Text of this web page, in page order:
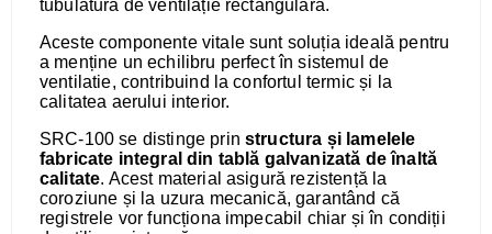
tubulatura de ventilație rectangulară.
Aceste componente vitale sunt soluția ideală pentru
a menține un echilibru perfect în sistemul de
ventilatie, contribuind la confortul termic și la
calitatea aerului interior.
SRC-100 se distinge prin structura și lamelele
fabricate integral din tablă galvanizată de înaltă
calitate. Acest material asigură rezistență la
coroziune și la uzura mecanică, garantând că
registrele vor funcționa impecabil chiar și în condiții